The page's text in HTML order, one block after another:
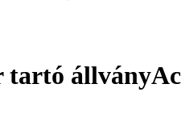
tartó állvány